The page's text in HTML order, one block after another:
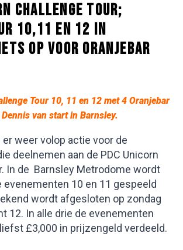
CHALLENGE TOUR;
10,11 EN 12 IN
OP VOOR ORANJEBAR
Tour 10, 11 en 12 met 4 Oranjebar
van start in Barnsley.
weer volop actie voor de
deelnemen aan de PDC Unicorn
In de Barnsley Metrodome wordt
evenementen 10 en 11 gespeeld
wordt afgesloten op zondag
12. In alle drie de evenementen
£3,000 in prijzengeld verdeeld.